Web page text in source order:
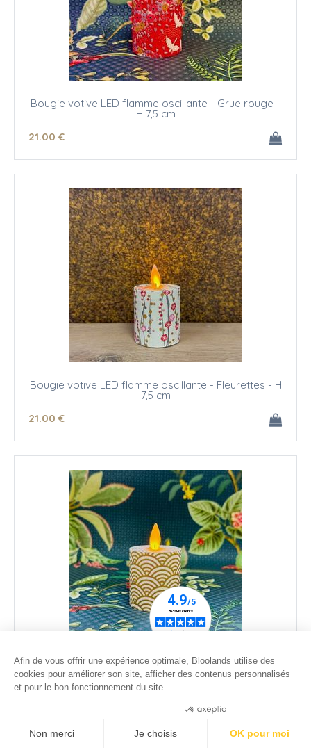
Bougie votive LED flamme oscillante - Grue rouge -
H 7,5 cm
21.00 €
Bougie votive LED flamme oscillante - Fleurettes - H
7,5 cm
21.00 €
Bougie votive LED flamme oscillante - Vagues Or -
H 7,5 cm
Afin de vous offrir une expérience optimale, Bloolands utilise des
cookies pour améliorer son site, afficher des contenus personnalisés
et pour le bon fonctionnement du site.
Non merci Je choisis OK pour moi